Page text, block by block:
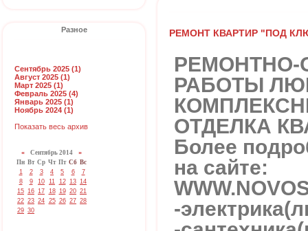
Разное
Сентябрь 2025 (1)
Август 2025 (1)
Март 2025 (1)
Февраль 2025 (4)
Январь 2025 (1)
Ноябрь 2024 (1)
Показать весь архив
« Сентябрь 2014 »
Пн Вт Ср Чт Пт Сб Вс
1
2 3 4 5 6
7
8
9 10 11 12 13 14
15 16 17 18 19 20 21
22 23 24 25 26 27 28
29 30
РЕМОНТ КВАРТИР "ПОД
РАБОТЫ
ОТДЕЛКА
Более
на сайте:
-